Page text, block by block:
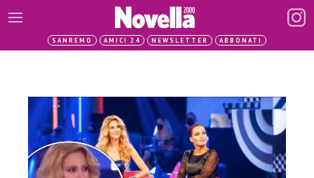
SANREMO AMICI 24 NEWSLETTER ABBONATI